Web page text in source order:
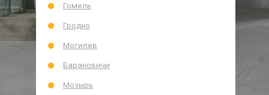
Гомель
Гродно
Могилев
Барановичи
Мозырь